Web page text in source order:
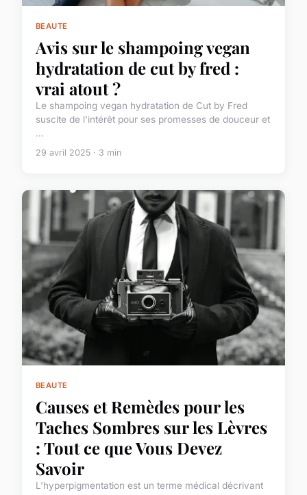
BEAUTE
Avis sur le shampoing vegan
hydratation de cut by fred :
vrai atout ?
Le shampoing vegan hydratation de Cut by Fred
suscite de l'intérêt pour ses promesses de douceur et
...
29 avril 2025 · 3 min
BEAUTE
Causes et Remèdes pour les
Taches Sombres sur les Lèvres
: Tout ce que Vous Devez
Savoir
L'hyperpigmentation est un terme médical décrivant